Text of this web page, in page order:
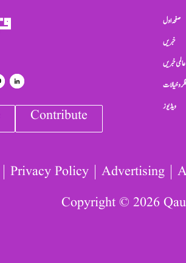
Contribute
صفحہ اول
خبریں
عالمی خبریں
فکر و خیالات
ویڈیوز
Privacy Policy Advertising
Copyright © 2026